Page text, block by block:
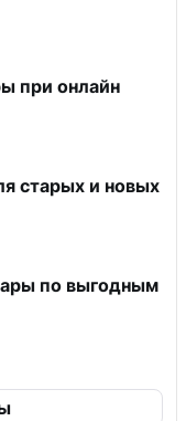
при онлайн
старых и новых
по выгодным